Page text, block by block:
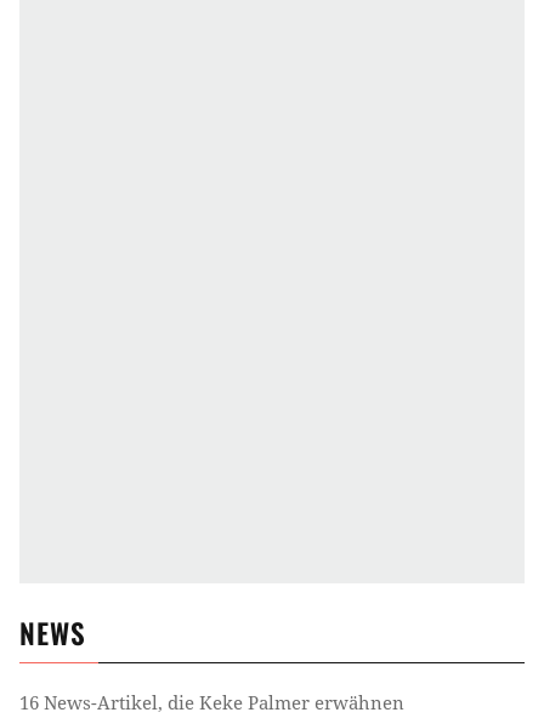
NEWS
16 News-Artikel, die Keke Palmer erwähnen